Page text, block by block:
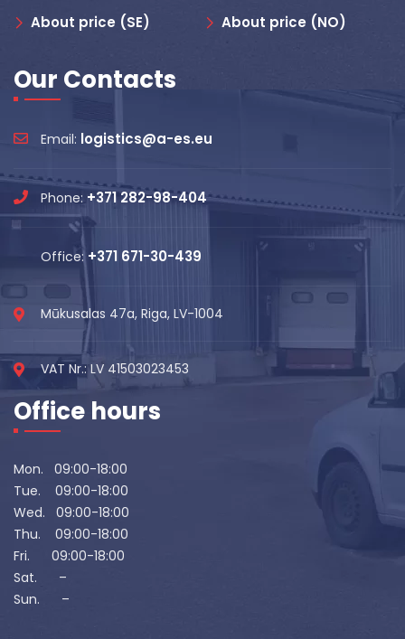
About price (SE)
About price (NO)
Our Contacts
Email: logistics@a-es.eu
Phone: +371 282-98-404
Office: +371 671-30-439
Mūkusalas 47a, Riga, LV-1004
VAT Nr.: LV 41503023453
Office hours
Mon. 09:00-18:00
Tue. 09:00-18:00
Wed. 09:00-18:00
Thu. 09:00-18:00
Fri. 09:00-18:00
Sat. –
Sun. –